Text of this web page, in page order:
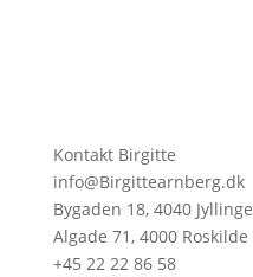
Kontakt Birgitte
info@Birgittearnberg.dk
Bygaden 18, 4040 Jyllinge
Algade 71, 4000 Roskilde
+45 22 22 86 58